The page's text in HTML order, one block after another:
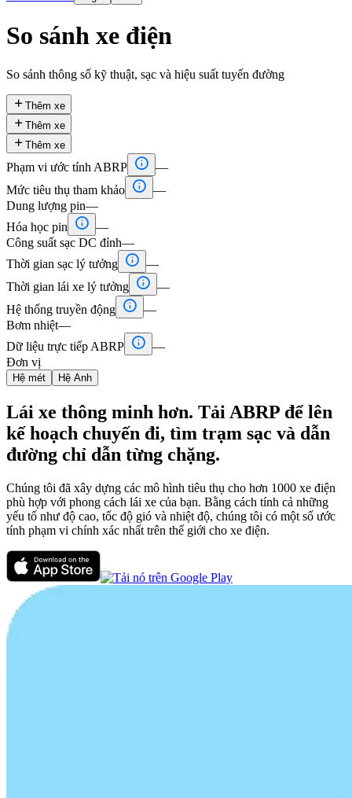
So sánh xe điện
So sánh thông số kỹ thuật, sạc và hiệu suất tuyến đường
 Thêm xe
 Thêm xe
 Thêm xe
Phạm vi ước tính ABRP  —
Mức tiêu thụ tham khảo  —
Dung lượng pin—
Hóa học pin
 —
Công suất sạc DC đỉnh—
Thời gian sạc lý tưởng  —
Thời gian lái xe lý tưởng  —
Hệ thống truyền động  —
Bơm nhiệt—
Dữ liệu trực tiếp ABRP  —
Đơn vị
Hệ mét Hệ Anh
Lái xe thông minh hơn. Tải ABRP để lên
kế hoạch chuyến đi, tìm trạm sạc và dẫn
đường chỉ dẫn từng chặng.
Chúng tôi đã xây dựng các mô hình tiêu thụ cho hơn 1000 xe điện
phù hợp với phong cách lái xe của bạn. Bằng cách tính cả những
yếu tố như độ cao, tốc độ gió và nhiệt độ, chúng tôi có một số ước
tính phạm vi chính xác nhất trên thế giới cho xe điện.